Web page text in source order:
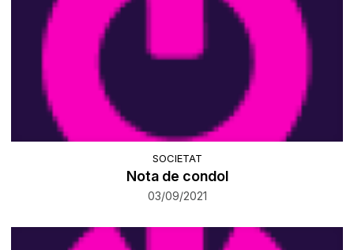
SOCIETAT
Nota de condol
03/09/2021